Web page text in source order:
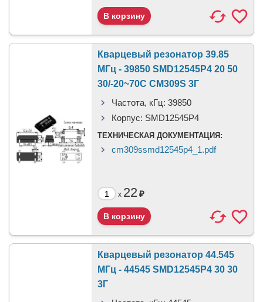
Кварцевый резонатор 39.85
МГц - 39850 SMD12545P4 20 50
30/-20~70C CM309S 3Г
Частота, кГц: 39850
Корпус: SMD12545P4
ТЕХНИЧЕСКАЯ ДОКУМЕНТАЦИЯ:
cm309ssmd12545p4_1.pdf
x 22₽
Кварцевый резонатор 44.545
МГц - 44545 SMD12545P4 30 30
3Г